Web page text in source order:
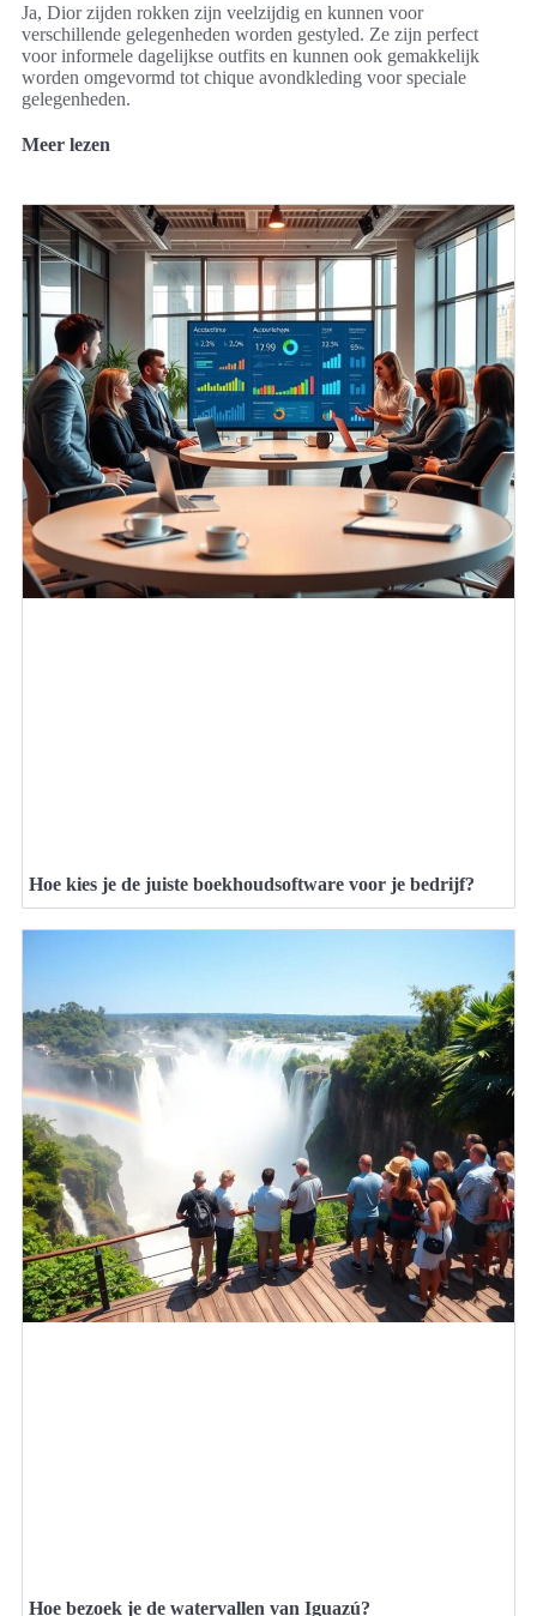
Ja, Dior zijden rokken zijn veelzijdig en kunnen voor
verschillende gelegenheden worden gestyled. Ze zijn perfect
voor informele dagelijkse outfits en kunnen ook gemakkelijk
worden omgevormd tot chique avondkleding voor speciale
gelegenheden.
Meer lezen
Hoe kies je de juiste boekhoudsoftware voor je bedrijf?
Hoe bezoek je de watervallen van Iguazú?